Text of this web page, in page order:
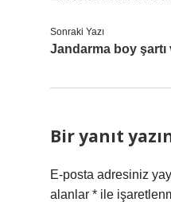
Sonraki Yazı
Jandarma boy şartı
Bir yanıt
E-posta adresiniz
alanlar * ile